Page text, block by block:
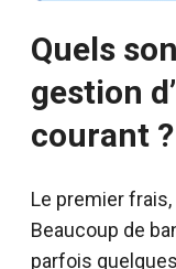
Quels
gestion
courant ?
Le premier
Beaucoup de
parfois